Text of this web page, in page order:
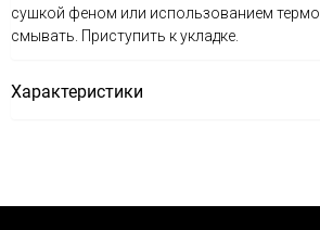
сушкой феном или использованием
смывать. Приступить к укладке.
Характеристики